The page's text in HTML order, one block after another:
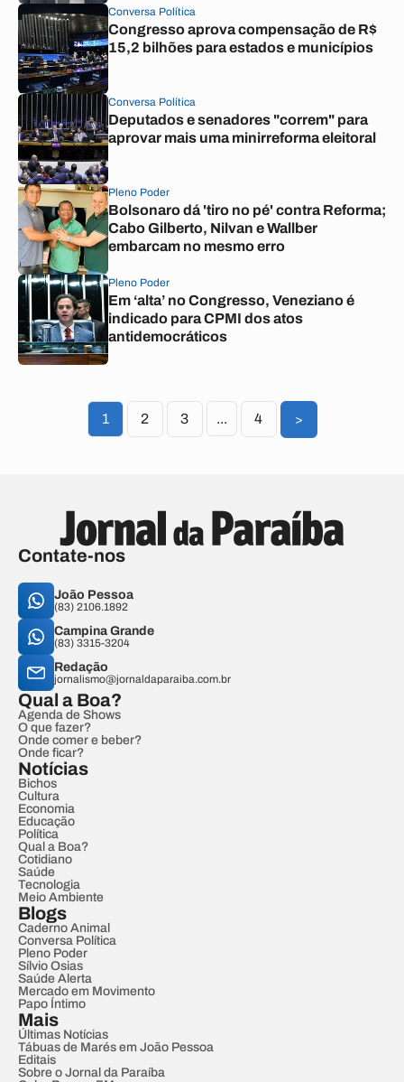
Conversa Política
Congresso aprova compensação de R$
15,2 bilhões para estados e municípios
Conversa Política
Deputados e senadores "correm" para
aprovar mais uma minirreforma eleitoral
Pleno Poder
Bolsonaro dá 'tiro no pé' contra Reforma;
Cabo Gilberto, Nilvan e Wallber
embarcam no mesmo erro
Pleno Poder
Em ‘alta’ no Congresso, Veneziano é
indicado para CPMI dos atos
antidemocráticos
1 2 3 ... 4 >
Contate-nos
João Pessoa
(83) 2106.1892
Campina Grande
(83) 3315-3204
Redação
jornalismo@jornaldaparaiba.com.br
Qual a Boa?
Agenda de Shows
O que fazer?
Onde comer e beber?
Onde ficar?
Notícias
Bichos
Cultura
Economia
Educação
Política
Qual a Boa?
Cotidiano
Saúde
Tecnologia
Meio Ambiente
Blogs
Caderno Animal
Conversa Política
Pleno Poder
Sílvio Osias
Saúde Alerta
Mercado em Movimento
Papo Íntimo
Mais
Últimas Notícias
Tábuas de Marés em João Pessoa
Editais
Sobre o Jornal da Paraíba